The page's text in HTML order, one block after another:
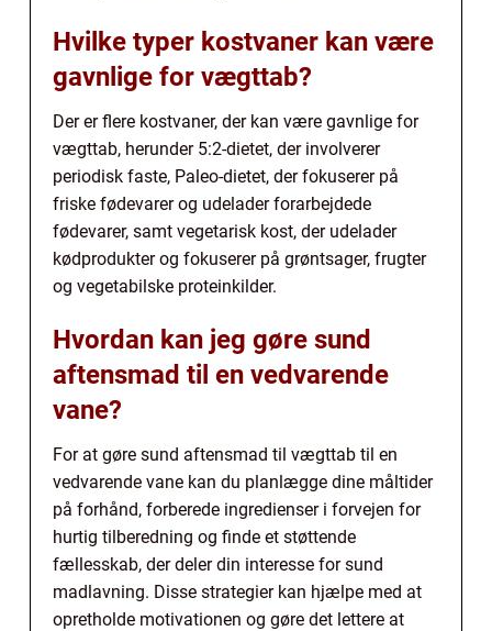
Hvilke typer kostvaner kan være
gavnlige for vægttab?
Der er flere kostvaner, der kan være gavnlige for
vægttab, herunder 5:2-dietet, der involverer
periodisk faste, Paleo-dietet, der fokuserer på
friske fødevarer og udelader forarbejdede
fødevarer, samt vegetarisk kost, der udelader
kødprodukter og fokuserer på grøntsager, frugter
og vegetabilske proteinkilder.
Hvordan kan jeg gøre sund
aftensmad til en vedvarende
vane?
For at gøre sund aftensmad til vægttab til en
vedvarende vane kan du planlægge dine måltider
på forhånd, forberede ingredienser i forvejen for
hurtig tilberedning og finde et støttende
fællesskab, der deler din interesse for sund
madlavning. Disse strategier kan hjælpe med at
opretholde motivationen og gøre det lettere at